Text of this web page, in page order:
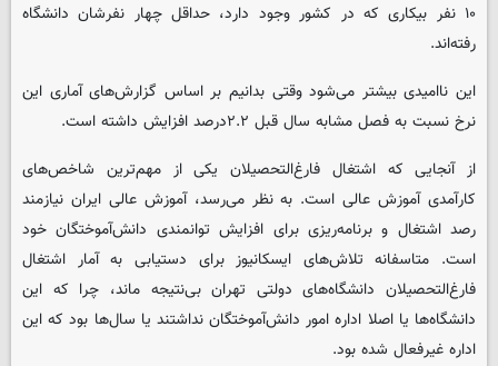
۱۰ نفر بیکاری که در کشور وجود دارد، حداقل چهار نفرشان دانشگاه
رفته‌اند.
این ناامیدی بیشتر می‌شود وقتی بدانیم بر اساس گزارش‌های آماری این
نرخ نسبت به فصل مشابه سال قبل ۲.۲درصد افزایش داشته است.
از آنجایی که اشتغال فارغ‌التحصیلان یکی از مهم‌ترین شاخص‌های
کارآمدی آموزش عالی است. به نظر می‌رسد، آموزش عالی ایران نیازمند
رصد اشتغال و برنامه‌ریزی برای افزایش توانمندی دانش‌آموختگان خود
است. متاسفانه تلاش‌های ایسکانیوز برای دستیابی به آمار اشتغال
فارغ‌التحصیلان دانشگاه‌های دولتی تهران بی‌نتیجه ماند، چرا که این
دانشگاه‌ها یا اصلا اداره امور دانش‌آموختگان نداشتند یا سال‌ها بود که این
اداره غیرفعال شده بود.